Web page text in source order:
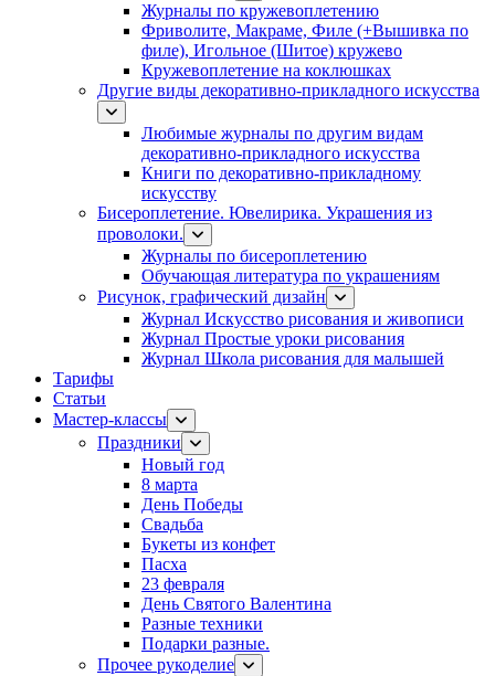
Журналы по кружевоплетению
Фриволите, Макраме, Филе (+Вышивка по
филе), Игольное (Шитое) кружево
Кружевоплетение на коклюшках
Другие виды декоративно-прикладного искусства
Любимые журналы по другим видам
декоративно-прикладного искусства
Книги по декоративно-прикладному
искусству
Бисероплетение. Ювелирика. Украшения из
проволоки.
Журналы по бисероплетению
Обучающая литература по украшениям
Рисунок, графический дизайн
Журнал Искусство рисования и живописи
Журнал Простые уроки рисования
Журнал Школа рисования для малышей
Тарифы
Статьи
Мастер-классы
Праздники
Новый год
8 марта
День Победы
Свадьба
Букеты из конфет
Пасха
23 февраля
День Святого Валентина
Разные техники
Подарки разные.
Прочее рукоделие